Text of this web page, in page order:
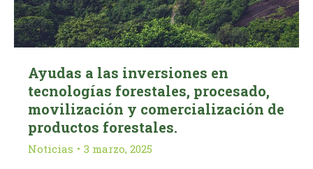
Ayudas a las inversiones en
tecnologías forestales, procesado,
movilización y comercialización de
productos forestales.
Noticias 3 marzo, 2025